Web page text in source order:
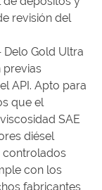
revisión del
Gold Ultra
previas
API. Apto para
que el
SAE
diésel
controlados
con los
fabricantes